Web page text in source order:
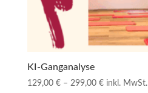
KI-Ganganalyse
129,00 €– 299,00 € inkl. MwSt.